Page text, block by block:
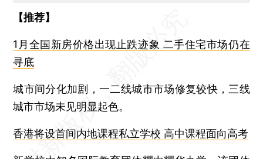
【推荐】
1月全国新房价格出现止跌迹象 二手住宅市场仍在
寻底
城市间分化加剧，一二线城市市场修复较快，三线
城市市场未见明显起色。
香港将设首间内地课程私立学校 高中课程面向高考